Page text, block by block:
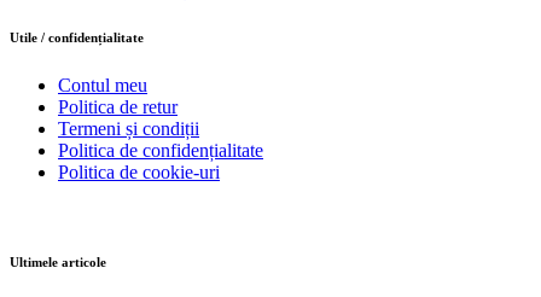
Utile / confidențialitate
Contul meu
Politica de retur
Termeni și condiții
Politica de confidențialitate
Politica de cookie-uri
Ultimele articole